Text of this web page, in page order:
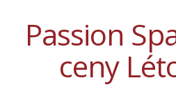
Passion
ceny